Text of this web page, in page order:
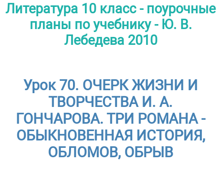
Литература 10 класс - поурочные
планы по учебнику - Ю. В.
Лебедева 2010
Урок 70. ОЧЕРК ЖИЗНИ И
ТВОРЧЕСТВА И. А.
ГОНЧАРОВА. ТРИ РОМАНА -
ОБЫКНОВЕННАЯ ИСТОРИЯ,
ОБЛОМОВ, ОБРЫВ